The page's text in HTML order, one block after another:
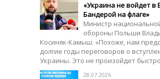
«Украина не войдет в
Бандерой на флаге»
Министр
обороны Польши
Косиняк-Камыш: «Похоже, нам
долгие годы переговоров о
Украины. Это не произойдет
28.07.2026